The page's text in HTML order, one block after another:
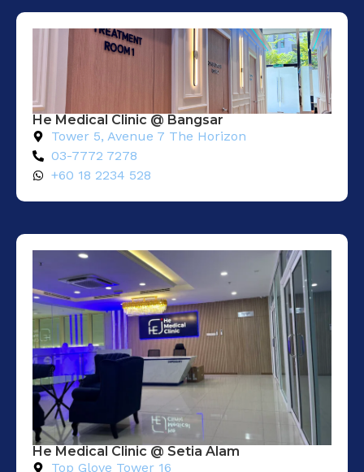
He Medical Clinic @ Bangsar
Tower 5, Avenue 7 The Horizon
03-7772 7278
+60 18 2234 528
He Medical Clinic @ Setia Alam​
Top Glove Tower 16